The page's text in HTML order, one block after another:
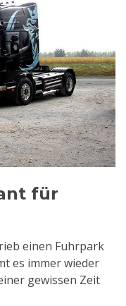
für
einen Fuhrpark
es immer wieder
gewissen Zeit